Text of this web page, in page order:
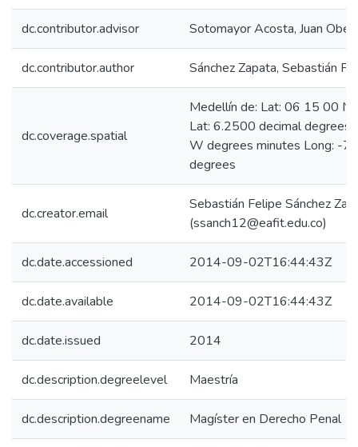
dc.contributor.advisor Sotomayor Acosta, Juan
dc.contributor.author Sánchez Zapata, Sebastián
dc.coverage.spatial
Medellín de: Lat: 06 15 00 N
Lat: 6.2500 decimal
W degrees minutes Long: -
degrees
dc.creator.email
Sebastián Felipe Sánchez
(ssanch12@eafit.edu.co)
dc.date.accessioned 2014-09-02T16:44:43Z
dc.date.available 2014-09-02T16:44:43Z
dc.date.issued 2014
dc.description.degreelevel Maestría
dc.description.degreename Magíster en Derecho Penal